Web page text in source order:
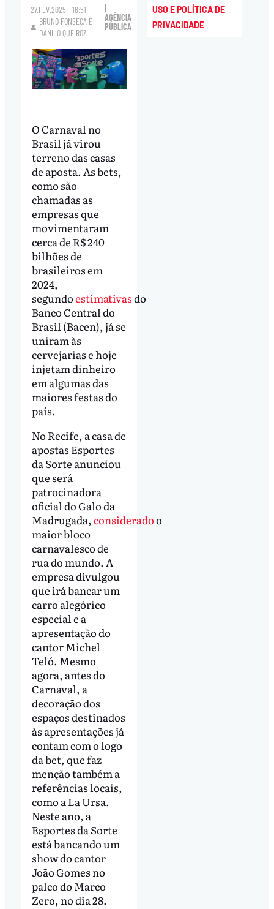
27.FEV.2025 - 16:51
BRUNO FONSECA E
DANILO QUEIROZ
AGÊNCIA
PÚBLICA
O Carnaval no
Brasil já virou
terreno das casas
de aposta. As bets,
como são
chamadas as
empresas que
movimentaram
cerca de R$ 240
bilhões de
brasileiros em
2024,
segundoestimativasdo
Banco Central do
Brasil (Bacen), já se
uniram às
cervejarias e hoje
injetam dinheiro
em algumas das
maiores festas do
país.
No Recife, a casa de
apostas Esportes
da Sorte anunciou
que será
patrocinadora
oficial do Galo da
Madrugada, consideradoo
maior bloco
carnavalesco de
rua do mundo. A
empresa divulgou
que irá bancar um
carro alegórico
especial e a
apresentação do
cantor Michel
Teló. Mesmo
agora, antes do
Carnaval, a
decoração dos
espaços destinados
às apresentações já
contam com o logo
da bet, que faz
menção também a
referências locais,
como a La Ursa.
Neste ano, a
Esportes da Sorte
está bancando um
show do cantor
João Gomes no
palco do Marco
Zero, no dia 28.
USO E POLÍTICA DE
PRIVACIDADE